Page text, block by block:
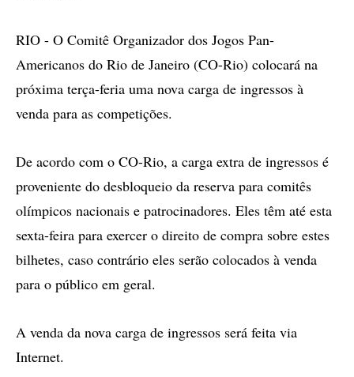
RIO - O Comitê Organizador dos Jogos Pan-
Americanos do Rio de Janeiro (CO-Rio) colocará na
próxima terça-feria uma nova carga de ingressos à
venda para as competições.
De acordo com o CO-Rio, a carga extra de ingressos é
proveniente do desbloqueio da reserva para comitês
olímpicos nacionais e patrocinadores. Eles têm até esta
sexta-feira para exercer o direito de compra sobre estes
bilhetes, caso contrário eles serão colocados à venda
para o público em geral.
A venda da nova carga de ingressos será feita via
Internet.